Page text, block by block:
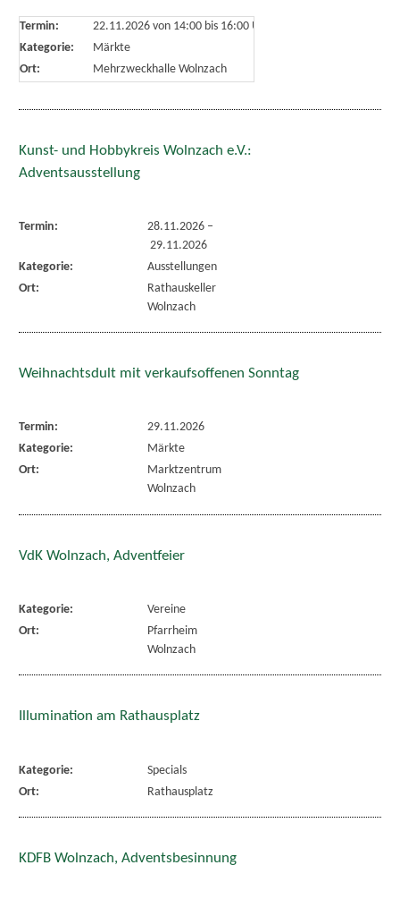
Termin: 22.11.2026 von 14:00bis 16:00 Uhr
Kategorie:
Märkte
Ort:
Mehrzweckhalle Wolnzach
Kunst- und Hobbykreis Wolnzach e.V.:
Adventsausstellung
Termin: 28.11.2026–
29.11.2026
Kategorie:
Ausstellungen
Ort:
Rathauskeller
Wolnzach
Weihnachtsdult mit verkaufsoffenen Sonntag
Termin:
29.11.2026
Kategorie:
Märkte
Ort:
Marktzentrum
Wolnzach
VdK Wolnzach, Adventfeier
Kategorie:
Vereine
Ort:
Pfarrheim
Wolnzach
Illumination am Rathausplatz
Kategorie:
Specials
Ort:
Rathausplatz
KDFB Wolnzach, Adventsbesinnung